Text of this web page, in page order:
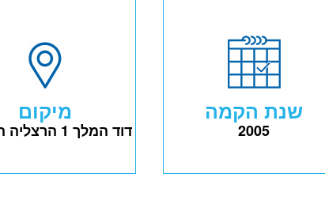
שנת הקמה
2005
מיקום
דוד המלך 1 הרצליה הרצליה